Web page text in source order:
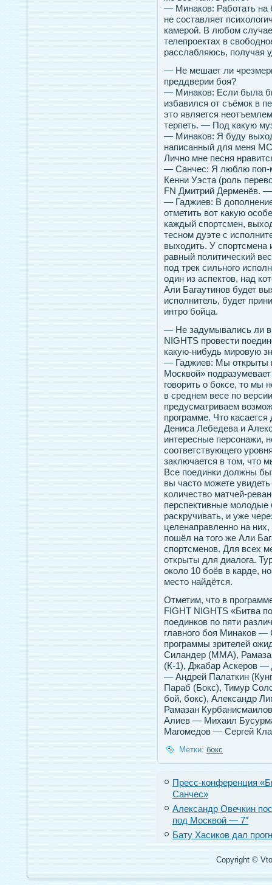
— Минаков: Работать на
не составляет
камерой. В любом
телепроектах в
расслабляюсь, получая
— Не мешает ли
преддверии боя?
— Минаков: Если была
избавился от съёмок в
это является
терпеть. — Под какую
— Минаков: Я буду
написанный для меня
Лично мне песня
— Санчес: Я люблю поп-
Кенни Уэста (роль
FN Дмитрий Дерменёв.
— Гаджиев: В
отметить вот какую
каждый спортсмен,
тесном дуэте с
выходить. У спортсмена
равный политический
под трек сильного
один из аспектов, над
Али Багаутинов будет
исполнитель, будет
интро бойца.
— Не задумывались ли
NIGHTS провести
какую-нибудь мировую
— Гаджиев: Мы открыты
Москвой»
говорить о боксе, то мы
в среднем весе по
предусматриваем
программе. Что
Дениса Лебедева и
интересные персонажи,
соответствующего
заключается в том, что
Все поединки должны
вы часто можете
количество матчей-
перспективные
раскручивать, и уже
целенаправленно на
пошёл на того же Али
спортсменов. Для всех
открыты для диалога.
около 10 боёв в карде,
место найдётся.
Отметим, что в
FIGHT NIGHTS «Битва
поединков по пяти
главного боя Минаков
программы зрителей
Силандер (MMA),
(К-1), Джабар Аскеров —
— Андрей Палаткин
Параб (Бокс), Тимур
бой, бокс), Александр
Рамазан
Алиев — Михаил
Магомедов — Сергей
Метки: бокс
Пресс-конференция
Санчес»
Александр Овечкин
под Москвой — 7″
Бату Хасиков дал
Copyright ©